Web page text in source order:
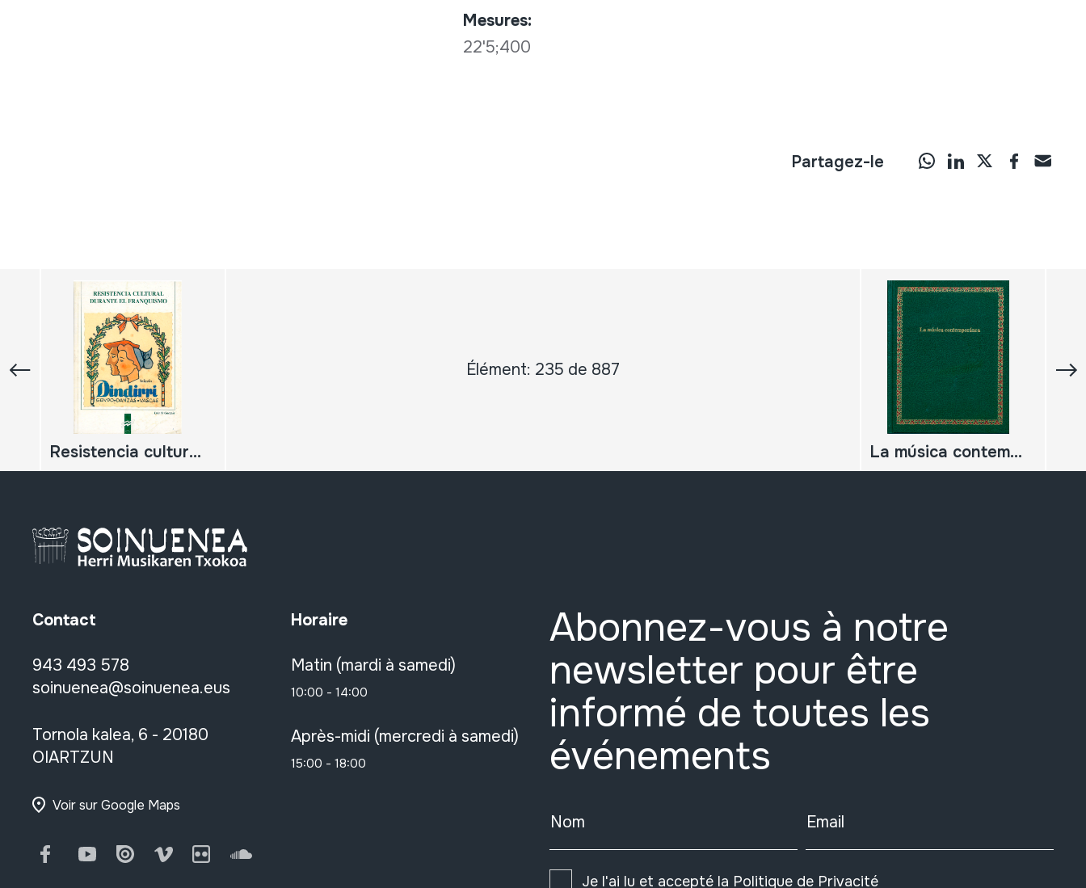
Mesures:
22'5;400
Partagez-le
Élément: 235 de 887
Resistencia cultural durante el franquismo. Grupo Danzas vascas Dindarri La música contemporánea
Contact
943 493 578
soinuenea@soinuenea.eus
Tornola kalea, 6 - 20180
OIARTZUN
Voir sur Google Maps
FacebookYoutubeIssuu Vimeo FlickrSoundCloud
Horaire
Matin (mardi à samedi)
10:00 - 14:00
Après-midi (mercredi à samedi)
15:00 - 18:00
Abonnez-vous à notre
newsletter pour être
informé de toutes les
événements
Nom Email
Je l'ai lu et accepté la Politique de Privacité